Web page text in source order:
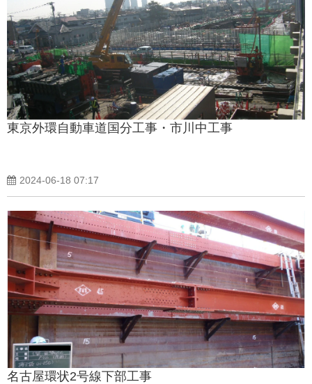
東京外環自動車道国分工事・市川中工事
2024-06-18 07:17
名古屋環状2号線下部工事